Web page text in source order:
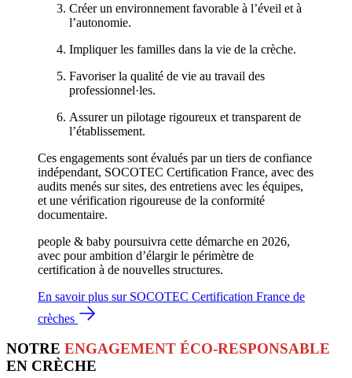
Créer un environnement favorable à l’éveil et à
l’autonomie.
Impliquer les familles dans la vie de la crèche.
Favoriser la qualité de vie au travail des
professionnel·les.
Assurer un pilotage rigoureux et transparent de
l’établissement.
Ces engagements sont évalués par un tiers de confiance
indépendant, SOCOTEC Certification France, avec des
audits menés sur sites, des entretiens avec les équipes,
et une vérification rigoureuse de la conformité
documentaire.
people & baby poursuivra cette démarche en 2026,
avec pour ambition d’élargir le périmètre de
certification à de nouvelles structures.
En savoir plus sur SOCOTEC Certification France de
crèches
NOTRE ENGAGEMENT ÉCO-RESPONSABLE
EN CRÈCHE